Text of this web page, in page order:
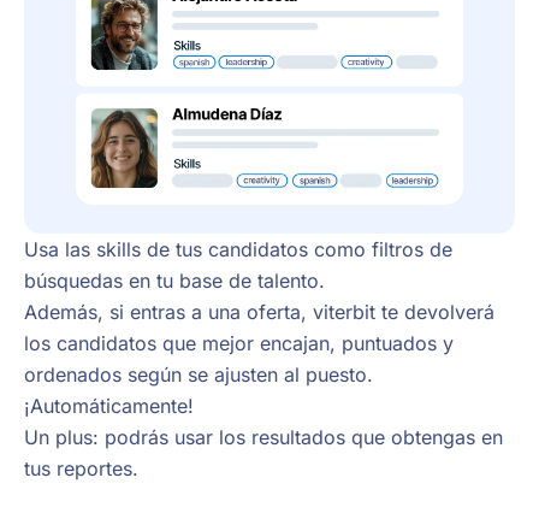
Usa las skills de tus candidatos como filtros de
búsquedas en tu base de talento.
Además, si entras a una oferta, viterbit te devolverá
los candidatos que mejor encajan, puntuados y
ordenados según se ajusten al puesto.
¡Automáticamente!
Un plus: podrás usar los resultados que obtengas en
tus reportes.